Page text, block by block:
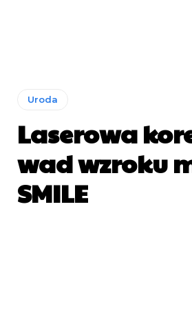
Uroda
Laserowa
wad wzroku
SMILE